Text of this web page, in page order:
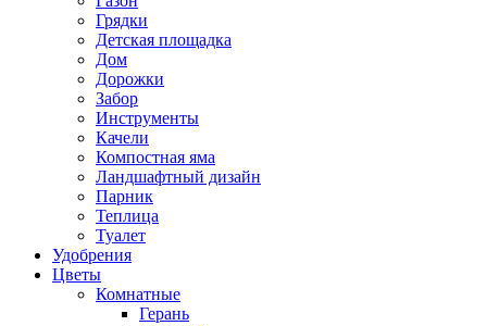
Грядки
Детская площадка
Дом
Дорожки
Забор
Инструменты
Качели
Компостная яма
Ландшафтный дизайн
Парник
Теплица
Туалет
Удобрения
Цветы
Комнатные
Герань